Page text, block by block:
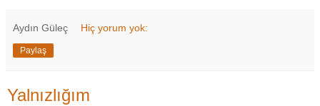
Aydın Güleç Hiç yorum yok:
Paylaş
Yalnızlığım